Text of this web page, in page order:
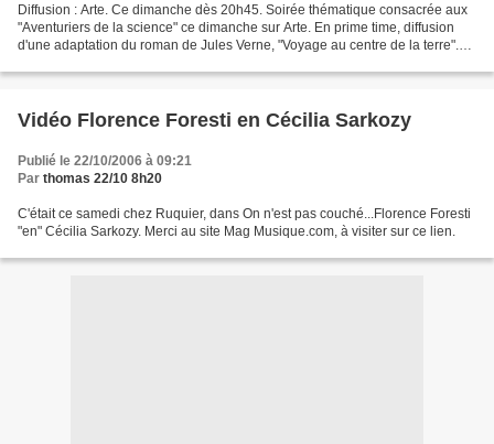
Diffusion : Arte. Ce dimanche dès 20h45. Soirée thématique consacrée aux
"Aventuriers de la science" ce dimanche sur Arte. En prime time, diffusion
d'une adaptation du roman de Jules Verne, "Voyage au centre de la terre".
Vidéo Florence Foresti en Cécilia Sarkozy
Publié le 22/10/2006 à 09:21
Par thomas 22/10 8h20
C'était ce samedi chez Ruquier, dans On n'est pas couché...Florence Foresti
"en" Cécilia Sarkozy. Merci au site Mag Musique.com, à visiter sur ce lien.